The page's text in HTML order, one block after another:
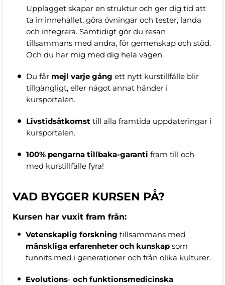
Upplägget skapar en struktur och ger dig tid att
ta in innehållet, göra övningar och tester, landa
och integrera. Samtidigt gör du resan
tillsammans med andra, för gemenskap och stöd.
Och du har mig med dig hela vägen.
Du får mejl varje gång ett nytt kurstillfälle blir
tillgängligt, eller något annat händer i
kursportalen.
Livstidsåtkomst till alla framtida uppdateringar i
kursportalen.
100% pengarna tillbaka-garanti fram till och
med kurstillfälle fyra!
VAD BYGGER KURSEN PÅ?
Kursen har vuxit fram från:
Vetenskaplig forskning tillsammans med
mänskliga erfarenheter och kunskap som
funnits med i generationer och från olika kulturer.
Evolutions- och funktionsmedicinska